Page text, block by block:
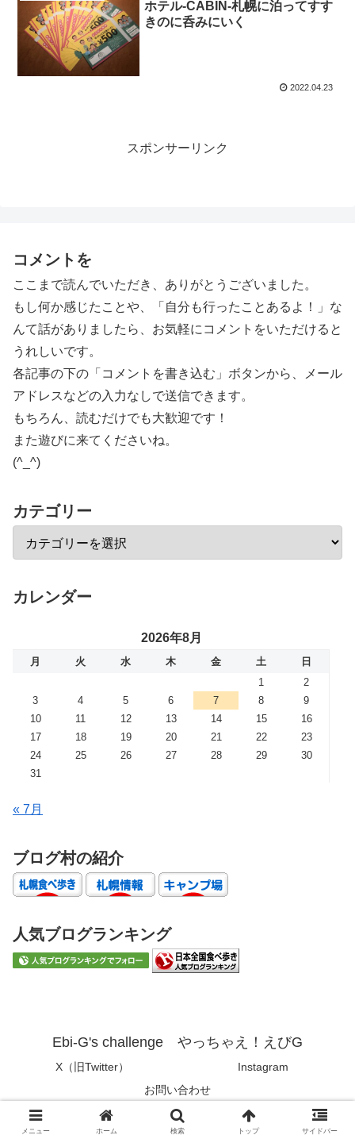
ホテル-CABIN-札幌に泊ってすす
きのに呑みにいく
2022.04.23
スポンサーリンク
コメントを
ここまで読んでいただき、ありがとうございました。
もし何か感じたことや、「自分も行ったことあるよ！」な
んて話がありましたら、お気軽にコメントをいただけると
うれしいです。
各記事の下の「コメントを書き込む」ボタンから、メール
アドレスなどの入力なしで送信できます。
もちろん、読むだけでも大歓迎です！
また遊びに来てくださいね。
(^_^)
カテゴリー
カレンダー
2026年8月
月 火 水 木 金 土
日
1
2
3
4 5 6 7 8
9
10
11 12 13 14 15
16
17
18 19 20 21 22
23
24
25 26 27 28 29
30
31
« 7月
ブログ村の紹介
人気ブログランキング
Ebi-G's challenge やっちゃえ！えびG
X（旧Twitter）
Instagram
お問い合わせ
© 2019 Ebi-G's challenge やっちゃえ！えびG.
メニュー ホーム 検索 トップ サイドバー